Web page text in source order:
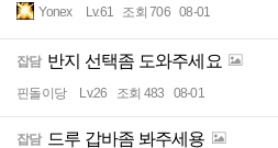
Yonex Lv.61 조회 706 08-01
잡담 반지 선택좀 도와주세요
핀돌이당 Lv.26 조회 483 08-01
잡담 드루 갑바좀 봐주세용